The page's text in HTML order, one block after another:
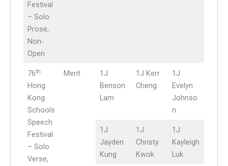
Festival
– Solo
Prose,
Non-
Open
76th
Hong
Kong
Schools
Speech
Festival
– Solo
Verse,
Merit
1J
Benson
Lam
1J Kerr
Cheng
1J
Evelyn
Johnso
n
1J
Jayden
Kung
1J
Christy
Kwok
1J
Kayleigh
Luk